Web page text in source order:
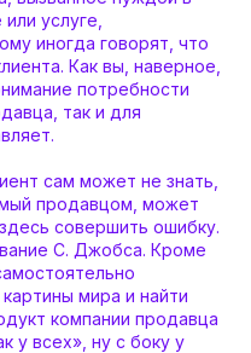
услуге,
иногда говорят, что
Как вы, наверное,
потребности
так и для
сам может не знать,
продавцом, может
совершить ошибку.
С. Джобса. Кроме
мира и найти
компании продавца
у всех», ну с боку у